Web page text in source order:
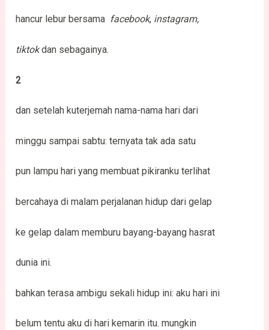
hancur lebur bersama facebook, instagram,
tiktokdan sebagainya.
2
dan setelah kuterjemah nama-nama hari dari
minggu sampai sabtu: ternyata tak ada satu
pun lampu hari yang membuat pikiranku terlihat
bercahaya di malam perjalanan hidup dari gelap
ke gelap dalam memburu bayang-bayang hasrat
dunia ini.
bahkan terasa ambigu sekali hidup ini: aku hari ini
belum tentu aku di hari kemarin itu. mungkin